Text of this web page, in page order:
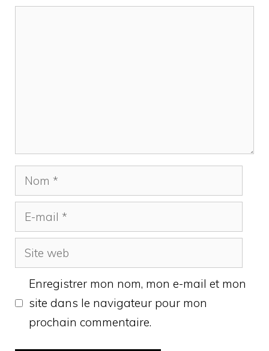
Nom
mail
Site
web
Enregistrer mon nom, mon e-mail et mon
site dans le navigateur pour mon
prochain commentaire.